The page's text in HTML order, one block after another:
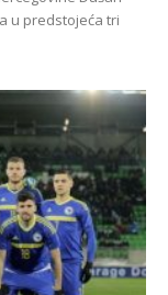
u predstojeća tri